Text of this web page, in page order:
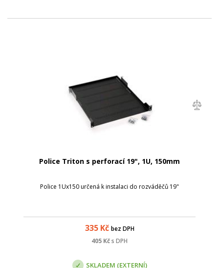
Police Triton s perforací 19", 1U, 150mm
Police 1Ux150 určená k instalaci do rozváděčů 19"
335Kč bez DPH
405 Kčs DPH
SKLADEM (EXTERNÍ)